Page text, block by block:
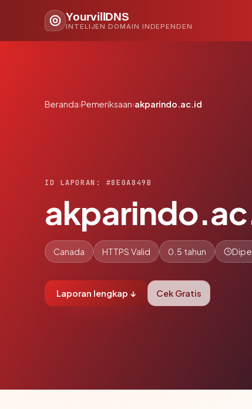
YourvillDNS
INTELIJEN DOMAIN INDEPENDEN
Beranda›Pemeriksaan›akparindo.ac.id
ID LAPORAN: #8E0A849B
Canada HTTPS Valid 0.5 tahun
Laporan lengkap ↓ Cek Gratis